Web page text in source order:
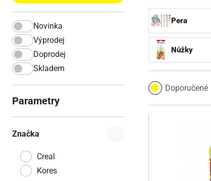
Novinka
Výprodej
Doprodej
Skladem
Parametry
Značka
Creal
Kores
Pera
Nůžky
Doporučené